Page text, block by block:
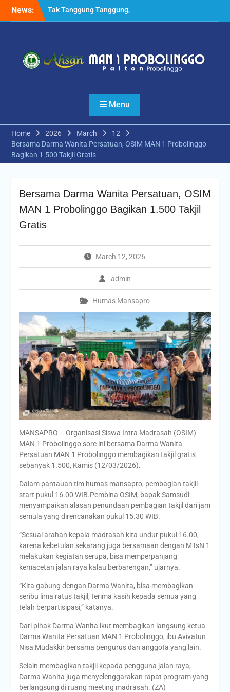
News:
Tak Tanggung Tanggung,
Pesilat MANSAPRO Rebut 6
Kabid Pendma Kemenag
Jatim Launching Kelas
Setelah MoU dengan UM,
MAN 1 Probolinggo
Melakukan Hal Serupa
dengan UIN KHAS Jember
Menu
Home 2026 March
12
Bersama Darma Wanita Persatuan, OSIM MAN 1 Probolinggo
Bagikan 1.500 Takjil Gratis
Bersama Darma Wanita Persatuan, OSIM
MAN 1 Probolinggo Bagikan 1.500 Takjil
Gratis
March 12, 2026
admin
Humas Mansapro
MANSAPRO – Organisasi Siswa Intra Madrasah (OSIM)
MAN 1 Probolinggo sore ini bersama Darma Wanita
Persatuan MAN 1 Probolinggo membagikan takjil gratis
sebanyak 1.500, Kamis (12/03/2026).
Dalam pantauan tim humas mansapro, pembagian takjil
start pukul 16.00 WIB.Pembina OSIM, bapak Samsudi
menyampaikan alasan penundaan pembagian takjil dari jam
semula yang direncanakan pukul 15.30 WIB.
“Sesuai arahan kepala madrasah kita undur pukul 16.00,
karena kebetulan sekarang juga bersamaan dengan MTsN 1
melakukan kegiatan serupa, bisa memperpanjang
kemacetan jalan raya kalau berbarengan,” ujarnya.
“Kita gabung dengan Darma Wanita, bisa membagikan
seribu lima ratus takjil, terima kasih kepada semua yang
telah berpartisipasi,” katanya.
Dari pihak Darma Wanita ikut membagikan langsung ketua
Darma Wanita Persatuan MAN 1 Probolinggo, ibu Avivatun
Nisa Mudakkir bersama pengurus dan anggota yang lain.
Selain membagikan takjil kepada pengguna jalan raya,
Darma Wanita juga menyelenggarakan rapat program yang
berlangsung di ruang meeting madrasah. (ZA)